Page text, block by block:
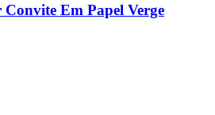
Em Papel Verge